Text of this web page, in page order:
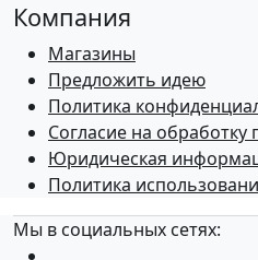
Компания
Магазины
Предложить идею
Политика
Согласие на
Юридическая
Политика
Мы в социальных сетях: